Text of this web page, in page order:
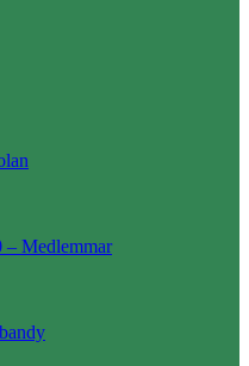
– Medlemmar